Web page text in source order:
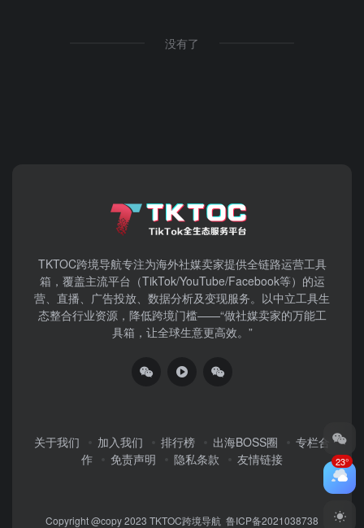
没有了
TKTOC跨境导航​专注为海外社媒卖家提供全链路运营工具
箱，覆盖主流平台（TikTok/YouTube/Facebook等）​的运
营、直播、广告投放、数据分析及变现服务。以中立工具生
态整合行业资源，降低跨境门槛——“做社媒卖家的万能工
具箱，让全球生意更高效。”
关于我们 加入我们 排行榜 出海BOSS圈
专栏合
作
免责声明 隐私条款 友情链接
Copyright @copy 2023 TKTOC跨境导航 鲁ICP备2021038738
23°